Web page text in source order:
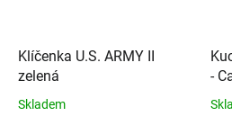
Klíčenka U.S. ARMY II
zelená
Skladem
-